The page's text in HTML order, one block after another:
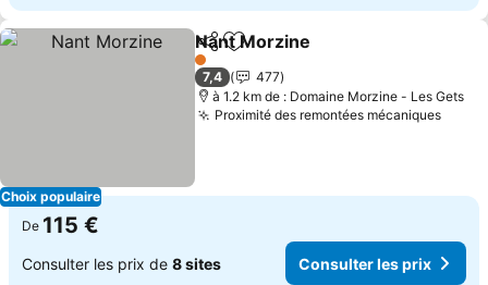
Choix populaire
PartagerAjouter à mes favoris
Nant Morzine
1 Étoiles
7,4
477
à 1.2 km de : Domaine Morzine - Les Gets
Proximité des remontées mécaniques
De 115 €
Consulter les prix de 8 sites Consulter les prix